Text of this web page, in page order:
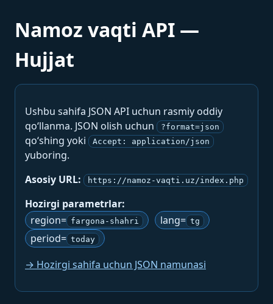
Namoz vaqti API —
Hujjat
Ushbu sahifa JSON API uchun rasmiy oddiy
qo‘llanma. JSON olish uchun
?format=json
qo‘shing yoki Accept: application/json
yuboring.
Asosiy URL:
https://namoz-vaqti.uz/index.php
Hozirgi parametrlar:
region= fargona-shahri lang= tg
period= today
→ Hozirgi sahifa uchun JSON namunasi